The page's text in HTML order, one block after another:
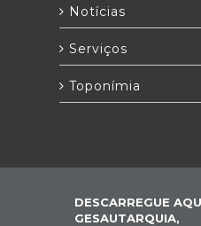
Notícias
Serviços
Toponímia
DESCARREGUE
GESAUTARQUIA,